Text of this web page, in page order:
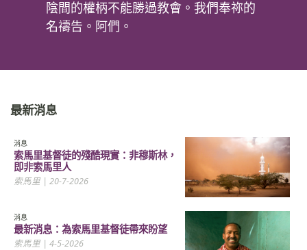
陰間的權柄不能勝過教會。我們奉祢的
名禱告。阿們。
最新消息
消息
索馬里基督徒的殘酷現實：非穆斯林，
即非索馬里人
索馬里 | 20-7-2026
消息
最新消息：為索馬里基督徒帶來盼望
索馬里 | 4-5-2026